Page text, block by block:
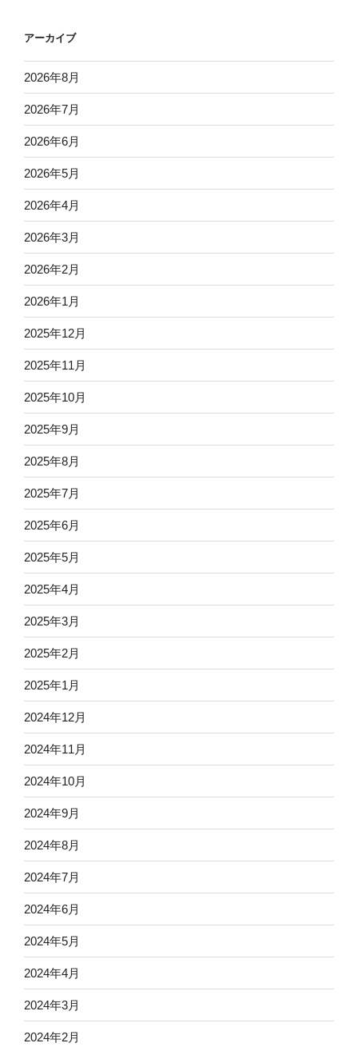
アーカイブ
2026年8月
2026年7月
2026年6月
2026年5月
2026年4月
2026年3月
2026年2月
2026年1月
2025年12月
2025年11月
2025年10月
2025年9月
2025年8月
2025年7月
2025年6月
2025年5月
2025年4月
2025年3月
2025年2月
2025年1月
2024年12月
2024年11月
2024年10月
2024年9月
2024年8月
2024年7月
2024年6月
2024年5月
2024年4月
2024年3月
2024年2月